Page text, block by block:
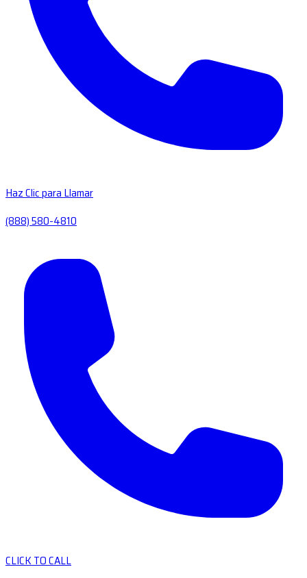
Haz Clic para Llamar
(888) 580-4810
CLICK TO CALL